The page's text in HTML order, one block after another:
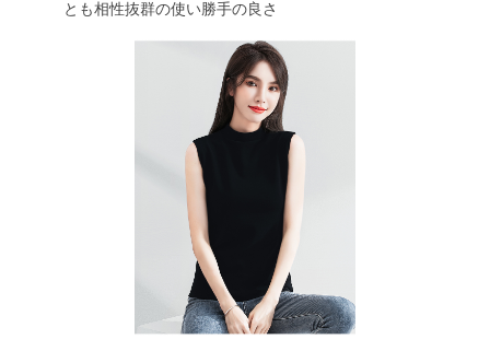
とも相性抜群の使い勝手の良さ